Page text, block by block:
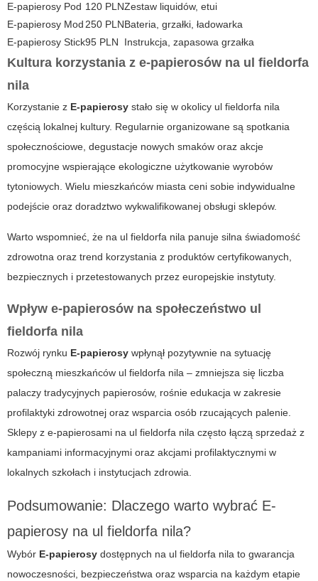
E-papierosy Pod 120 PLNZestaw liquidów, etui
E-papierosy Mod250 PLNBateria, grzałki, ładowarka
E-papierosy Stick95 PLN Instrukcja, zapasowa grzałka
Kultura korzystania z e-papierosów na ul fieldorfa
nila
Korzystanie z E-papierosy stało się w okolicy ul fieldorfa nila
częścią lokalnej kultury. Regularnie organizowane są spotkania
społecznościowe, degustacje nowych smaków oraz akcje
promocyjne wspierające ekologiczne użytkowanie wyrobów
tytoniowych. Wielu mieszkańców miasta ceni sobie indywidualne
podejście oraz doradztwo wykwalifikowanej obsługi sklepów.
Warto wspomnieć, że na ul fieldorfa nila panuje silna świadomość
zdrowotna oraz trend korzystania z produktów certyfikowanych,
bezpiecznych i przetestowanych przez europejskie instytuty.
Wpływ e-papierosów na społeczeństwo ul
fieldorfa nila
Rozwój rynku E-papierosy wpłynął pozytywnie na sytuację
społeczną mieszkańców ul fieldorfa nila – zmniejsza się liczba
palaczy tradycyjnych papierosów, rośnie edukacja w zakresie
profilaktyki zdrowotnej oraz wsparcia osób rzucających palenie.
Sklepy z e-papierosami na ul fieldorfa nila często łączą sprzedaż z
kampaniami informacyjnymi oraz akcjami profilaktycznymi w
lokalnych szkołach i instytucjach zdrowia.
Podsumowanie: Dlaczego warto wybrać E-
papierosy na ul fieldorfa nila?
Wybór E-papierosy dostępnych na ul fieldorfa nila to gwarancja
nowoczesności, bezpieczeństwa oraz wsparcia na każdym etapie